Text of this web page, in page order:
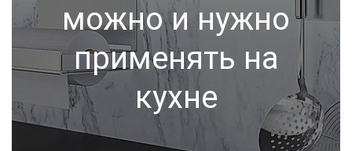
можно и нужно
применять на
кухне